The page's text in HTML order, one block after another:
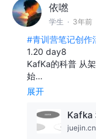
依嘫
学生 · 3年前
#青训营笔记创作
1.20 day8
KafKa的科普 从
始…
展开
Kafka
juejin.cn